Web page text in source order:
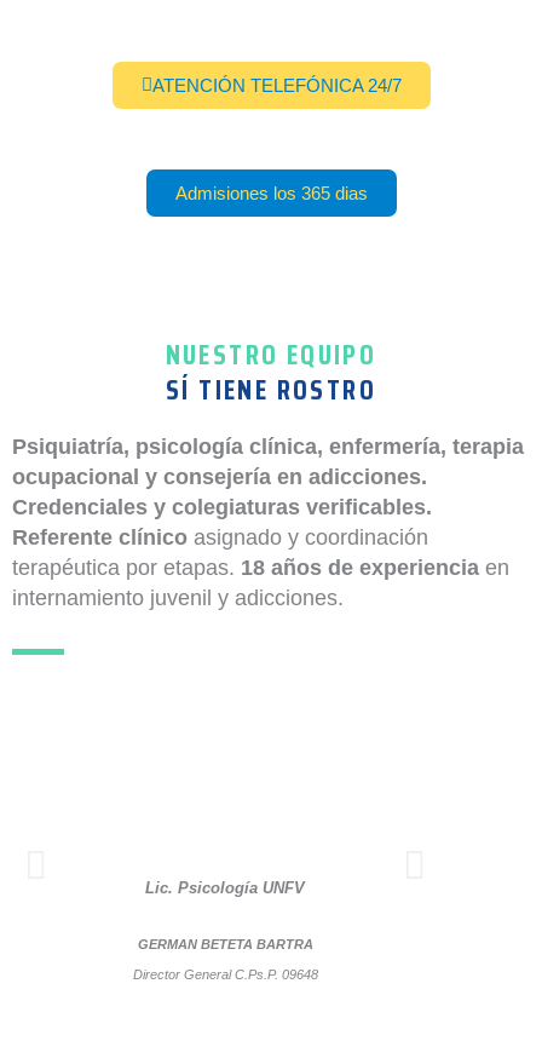
ATENCIÓN TELEFÓNICA 24/7
Admisiones los 365 dias
NUESTRO EQUIPO
SÍ TIENE ROSTRO
Psiquiatría, psicología clínica, enfermería, terapia
ocupacional y consejería en adicciones.
Credenciales y colegiaturas verificables.
Referente clínico asignado y coordinación
terapéutica por etapas. 18 años de experiencia en
internamiento juvenil y adicciones.
Lic. Psicología UNFV
GERMAN BETETA BARTRA
Director General C.Ps.P. 09648